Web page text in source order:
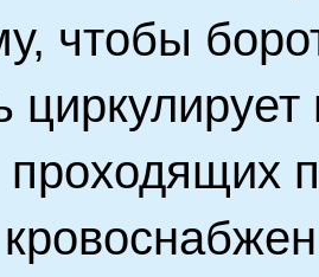
чтобы
проходящих